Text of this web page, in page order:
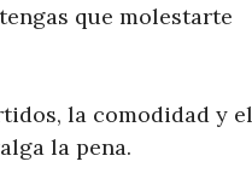
que molestarte
la comodidad y el
la pena.